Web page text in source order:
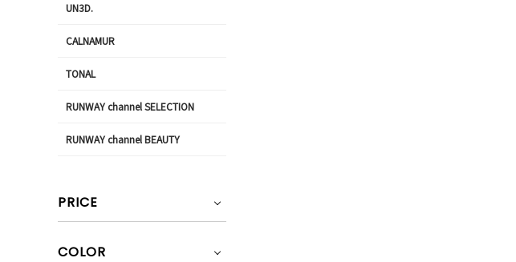
UN3D.
CALNAMUR
TONAL
RUNWAY channel SELECTION
RUNWAY channel BEAUTY
PRICE
COLOR